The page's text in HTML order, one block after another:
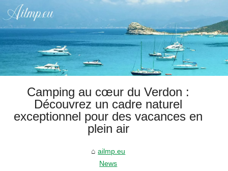
Camping au cœur du Verdon :
Découvrez un cadre naturel
exceptionnel pour des vacances en
plein air
ailmp.eu
News